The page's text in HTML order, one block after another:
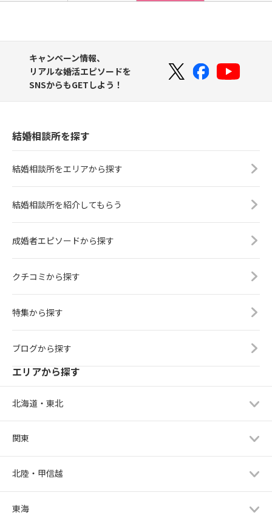
キャンペーン情報、
リアルな婚活エピソードを
SNSからもGETしよう！
結婚相談所を探す
結婚相談所をエリアから探す
結婚相談所を紹介してもらう
成婚者エピソードから探す
クチコミから探す
特集から探す
ブログから探す
エリアから探す
北海道・東北
関東
北陸・甲信越
東海